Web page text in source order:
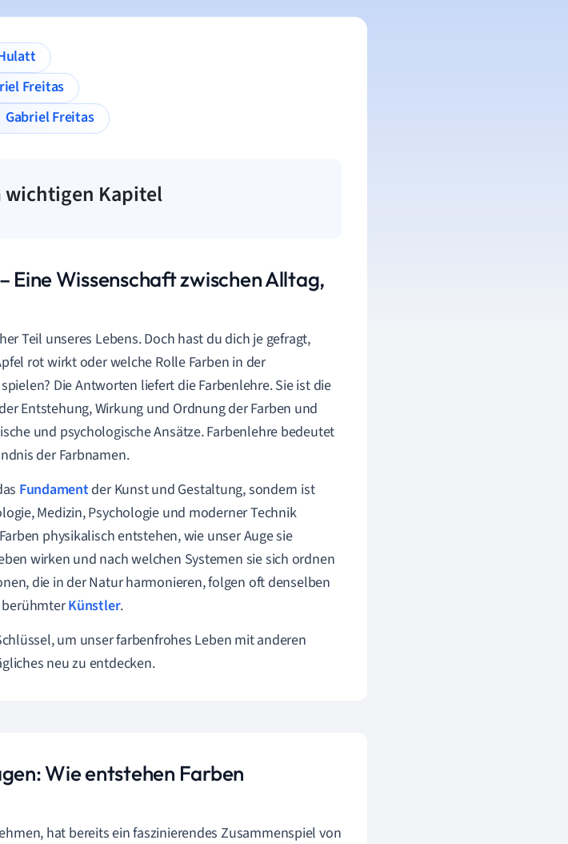
Hulatt
Freitas
Gabriel Freitas
wichtigen Kapitel
Eine Wissenschaft zwischen Alltag,
Teil unseres Lebens. Doch hast du dich je gefragt,
rot wirkt oder welche Rolle Farben in der
spielen? Die Antworten liefert die Farbenlehre. Sie ist die
Entstehung, Wirkung und Ordnung der Farben und
und psychologische Ansätze. Farbenlehre bedeutet
der Farbnamen.
Fundamentder Kunst und Gestaltung, sondern ist
Medizin, Psychologie und moderner Technik
physikalisch entstehen, wie unser Auge sie
wirken und nach welchen Systemen sie sich ordnen
die in der Natur harmonieren, folgen oft denselben
berühmterKünstler.
um unser farbenfrohes Leben mit anderen
neu zu entdecken.
Wie entstehen Farben
hat bereits ein faszinierendes Zusammenspiel von